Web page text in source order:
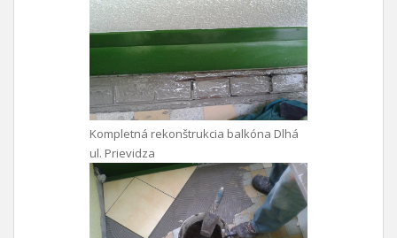
Kompletná rekonštrukcia balkóna Dlhá
ul. Prievidza